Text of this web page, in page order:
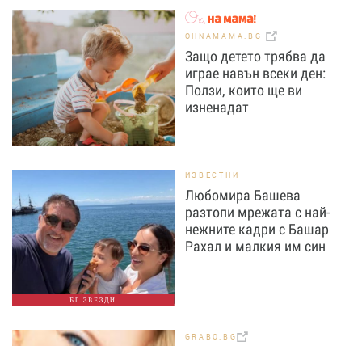
OHNAMAMA.BG
Защо детето трябва да
играе навън всеки ден:
Ползи, които ще ви
изненадат
БГ ЗВЕЗДИ
ИЗВЕСТНИ
Любомира Башева
разтопи мрежата с най-
нежните кадри с Башар
Рахал и малкия им син
GRABO.BG